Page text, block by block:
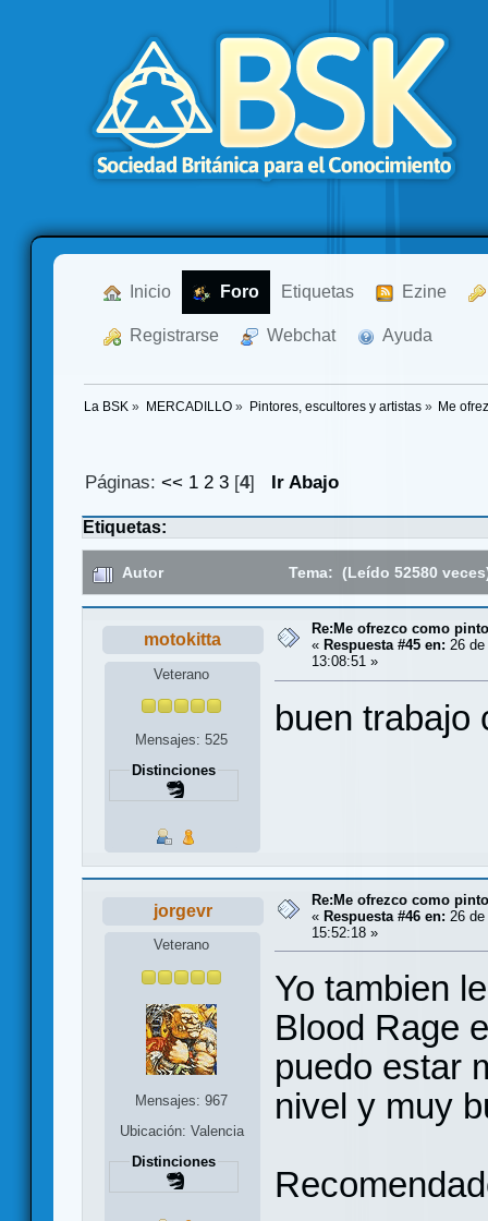
Inicio Foro Etiquetas Ezine
Registrarse Webchat Ayuda
La BSK » MERCADILLO» Pintores, escultores y artistas» Me
Páginas:<< 1 2 3 [4] Ir Abajo
Etiquetas:
Autor Tema: (Leído 52580
motokitta
Veterano
Mensajes: 525
Distinciones
Re:Me ofrezco como
« Respuesta #45 en: 26
13:08:51 »
buen
jorgevr
Veterano
Mensajes: 967
Ubicación: Valencia
Distinciones
Re:Me ofrezco como
« Respuesta #46 en: 26
15:52:18 »
Yo tambien
Blood Rage
puedo estar
nivel y muy